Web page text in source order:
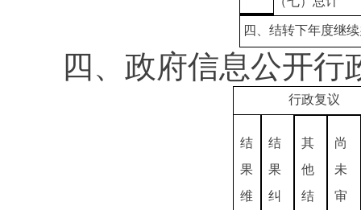
四、结转下年度继
四、政府信息公开行
行政复议
结
果
维
结
果
纠
其
他
结
尚
未
审